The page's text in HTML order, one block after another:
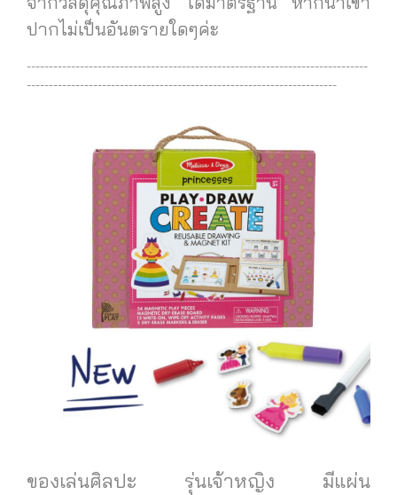
ปากไม่เป็นอันตรายใดๆค่ะ
-----------------------------------------------------------------------------
----------------------------------------------------------------------
ของเล่นศิลปะ รุ่นเจ้าหญิง มีแผ่น